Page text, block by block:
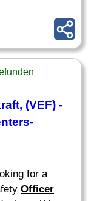
(VEF) -
for a
Officer